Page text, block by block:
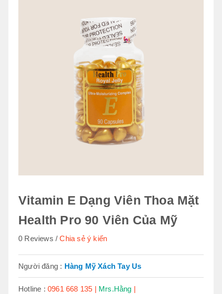
Vitamin E Dạng Viên Thoa Mặt
Health Pro 90 Viên Của Mỹ
0 Reviews Chia sẻ ý kiến
Người đăng : Hàng Mỹ Xách Tay Us
Hotline :0961 668 135 | Mrs.Hằng |